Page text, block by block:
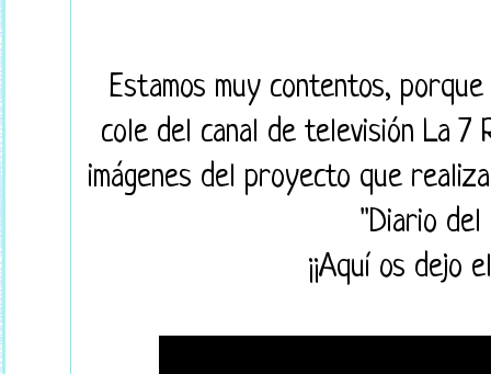
Estamos muy contentos,
cole del canal de televisión La 7
imágenes del proyecto que
"Diario del
¡¡Aquí os dejo